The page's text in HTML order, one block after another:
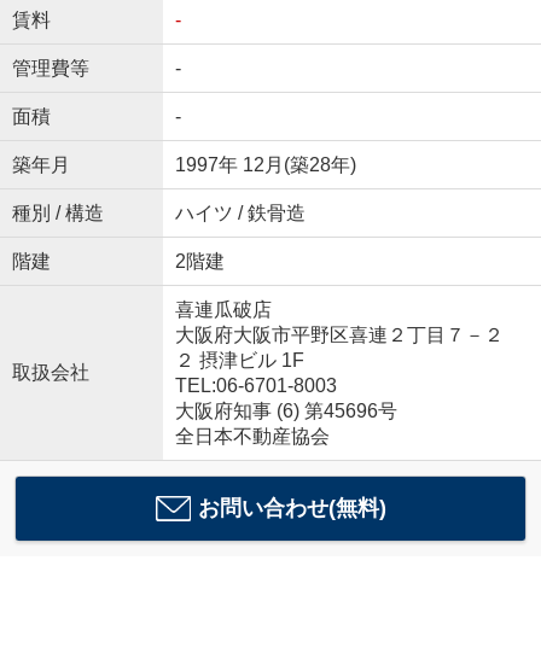
賃料 -
管理費等 -
面積 -
築年月 1997年 12月(築28年)
種別 / 構造 ハイツ / 鉄骨造
階建 2階建
取扱会社
喜連瓜破店
大阪府大阪市平野区喜連２丁目７－２
２ 摂津ビル 1F
TEL:06-6701-8003
大阪府知事 (6) 第45696号
全日本不動産協会
お問い合わせ(無料)